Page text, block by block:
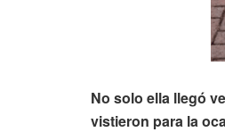
No solo ella llegó
vistieron para la